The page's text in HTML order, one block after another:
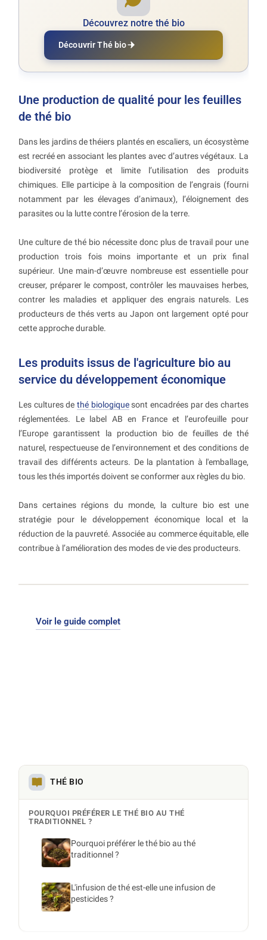
Découvrez notre thé bio
Découvrir Thé bio
Une production de qualité pour les feuilles
de thé bio
Dans les jardins de théiers plantés en escaliers, un écosystème
est recréé en associant les plantes avec d’autres végétaux. La
biodiversité protège et limite l’utilisation des produits
chimiques. Elle participe à la composition de l’engrais (fourni
notamment par les élevages d’animaux), l’éloignement des
parasites ou la lutte contre l’érosion de la terre.
Une culture de thé bio nécessite donc plus de travail pour une
production trois fois moins importante et un prix final
supérieur. Une main-d’œuvre nombreuse est essentielle pour
creuser, préparer le compost, contrôler les mauvaises herbes,
contrer les maladies et appliquer des engrais naturels. Les
producteurs de thés verts au Japon ont largement opté pour
cette approche durable.
Les produits issus de l'agriculture bio au
service du développement économique
Les cultures de thé biologiquesont encadrées par des chartes
réglementées. Le label AB en France et l’eurofeuille pour
l’Europe garantissent la production bio de feuilles de thé
naturel, respectueuse de l’environnement et des conditions de
travail des différents acteurs. De la plantation à l'emballage,
tous les thés importés doivent se conformer aux règles du bio.
Dans certaines régions du monde, la culture bio est une
stratégie pour le développement économique local et la
réduction de la pauvreté. Associée au commerce équitable, elle
contribue à l’amélioration des modes de vie des producteurs.
Voir le guide complet
THÉ BIO
POURQUOI PRÉFÉRER LE THÉ BIO AU THÉ
TRADITIONNEL ?
Pourquoi préférer le thé bio au thé
traditionnel ?
L'infusion de thé est-elle une infusion de
pesticides ?